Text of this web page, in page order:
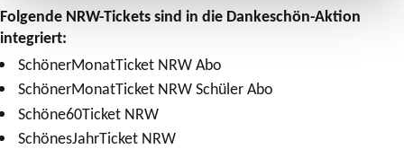
Folgende NRW-Tickets sind in die Dankeschön-Aktion
integriert:
SchönerMonatTicket NRW Abo
SchönerMonatTicket NRW Schüler Abo
Schöne60Ticket NRW
SchönesJahrTicket NRW